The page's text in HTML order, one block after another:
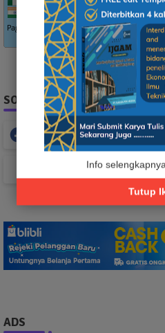
Info
Tutup
SOCIAL PLUGIN
Facebook
TikTok
ADS